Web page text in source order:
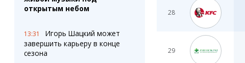
открытым небом
13:31
Игорь Шацкий может
завершить карьеру в конце
сезона
28
29